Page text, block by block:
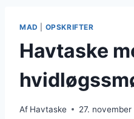
MAD OPSKRIFTER
Havtaske
Af Havtaske 27.